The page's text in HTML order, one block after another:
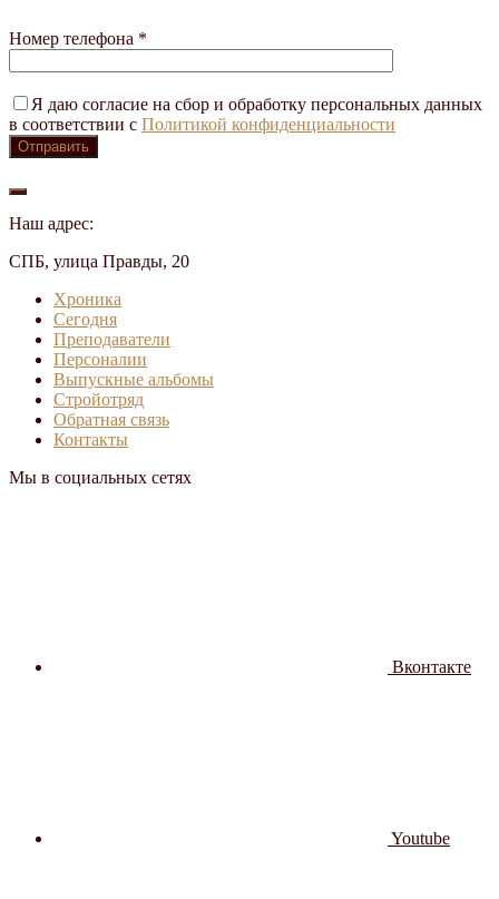
Номер телефона *
Я даю согласие на сбор и обработку персональных данных
в соответствии с Политикой конфиденциальности
Наш адрес:
СПБ, улица Правды, 20
Хроника
Сегодня
Преподаватели
Персоналии
Выпускные альбомы
Стройотряд
Обратная связь
Контакты
Мы в социальных сетях
Вконтакте
Youtube